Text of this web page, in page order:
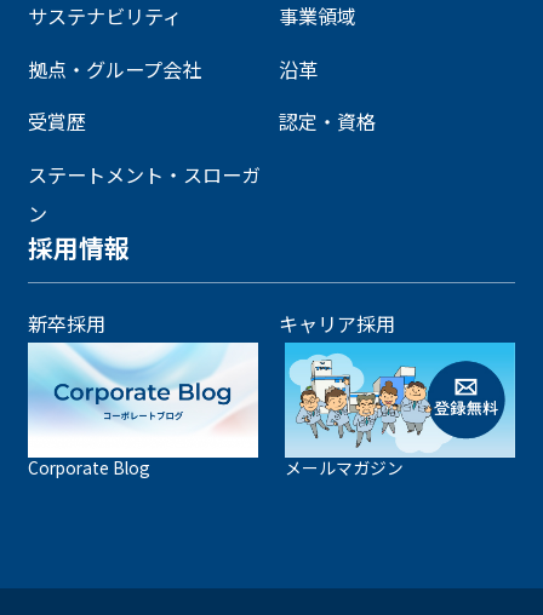
サステナビリティ
事業領域
拠点・グループ会社
沿革
受賞歴
認定・資格
ステートメント・スローガ
ン
採用情報
新卒採用 キャリア採用
Corporate Blog メールマガジン